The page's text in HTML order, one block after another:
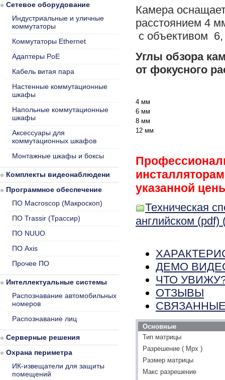
Камера
расстоянием 4
с объективом
Углы обзора
от фокусного
4 мм
6 мм
8 мм
12 мм
указанной
Техническая
английском (pdf)
ДЕМО
ЧТО
ОТЗЫВЫ
Основные
Тип матрицы
Разрешение ( Mpx )
Размер матрицы
Макс разрешение
Сетевое оборудование
Индустриальные и уличные
коммутаторы
Коммутаторы Ethernet
Адаптеры PoE
Кабель витая пара
Настенные коммутационные
шкафы
Напольные коммутационные
шкафы
Аксессуары для
коммутационных шкафов
Монтажные шкафы и боксы
Комплекты видеонаблюдения
Программное обеспечение
ПО Macroscop (Макроскоп)
ПО Trassir (Трассир)
ПО NUUO
ПО Axis
Прочее ПО
Интеллектуальные системы
Распознавание автомобильных
номеров
Распознавание лиц
Серверные решения
Охрана периметра
ИК-извещатели для защиты
помещений